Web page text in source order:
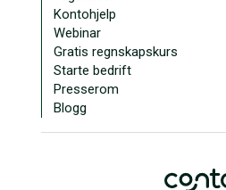
Kontohjelp
Webinar
Gratis regnskapskurs
Starte bedrift
Presserom
Blogg